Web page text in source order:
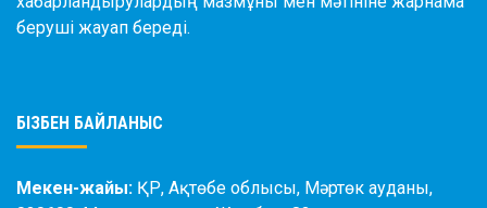
беруші жауап береді.
БІЗБЕН БАЙЛАНЫС
Мекен-жайы: ҚР, Ақтөбе облысы, Мәртөк ауданы,